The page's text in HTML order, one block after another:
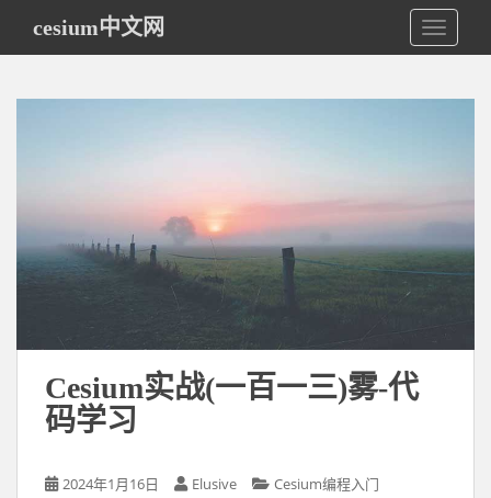
i
cesium中文网
Cesium实战(一百一三)雾-代
码学习
2024年1月16日 Elusive Cesium编程入门